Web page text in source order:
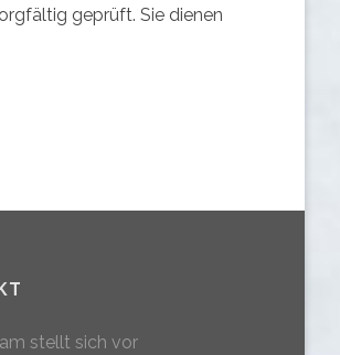
geprüft. Sie dienen
stellt sich vor